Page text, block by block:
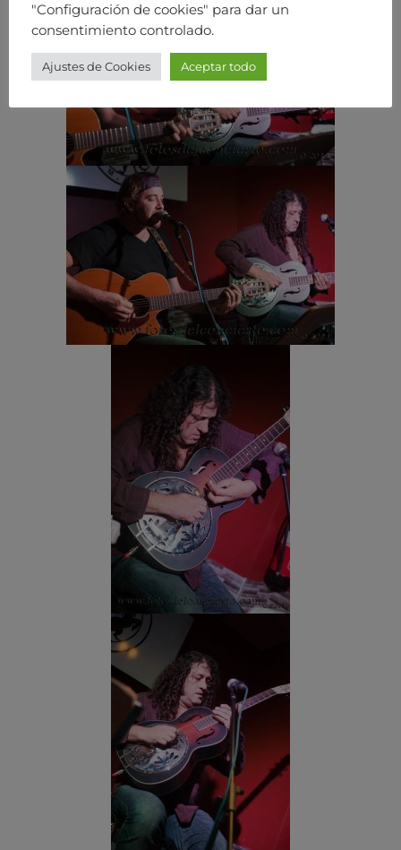
"Configuración de cookies" para dar un
consentimiento controlado.
Ajustes de Cookies Aceptar todo